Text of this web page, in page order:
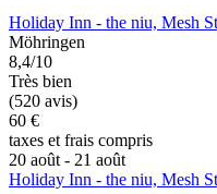
Holiday Inn - the niu, Mesh
Möhringen
8,4/10
Très bien
(520 avis)
60 €
taxes et frais compris
20 août - 21 août
Holiday Inn - the niu, Mesh